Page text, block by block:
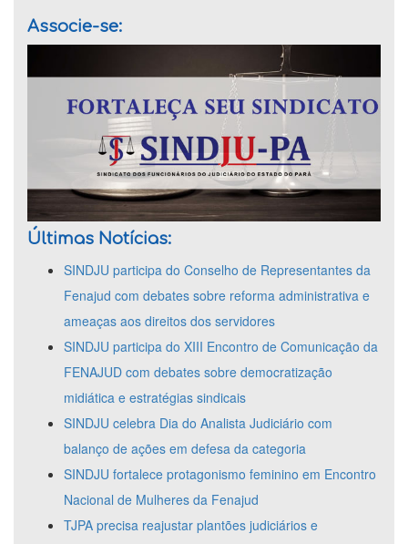
Associe-se:
Últimas Notícias:
SINDJU participa do Conselho de Representantes da
Fenajud com debates sobre reforma administrativa e
ameaças aos direitos dos servidores
SINDJU participa do XIII Encontro de Comunicação da
FENAJUD com debates sobre democratização
midiática e estratégias sindicais
SINDJU celebra Dia do Analista Judiciário com
balanço de ações em defesa da categoria
SINDJU fortalece protagonismo feminino em Encontro
Nacional de Mulheres da Fenajud
TJPA precisa reajustar plantões judiciários e